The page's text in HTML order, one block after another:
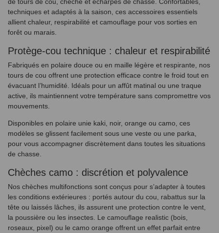
(3 avis)
techniques et adaptés à la saison, ces accessoires essentiels
allient chaleur, respirabilité et camouflage pour vos sorties en
forêt ou marais.
Protège-cou technique : chaleur et respirabilité
Fabriqués en polaire douce ou en maille légère et respirante, nos
tours de cou offrent une protection efficace contre le froid tout en
évacuant l’humidité. Idéals pour un affût matinal ou une traque
active, ils maintiennent votre température sans compromettre vos
mouvements.
Disponibles en polaire unie kaki, noir, orange ou camo, ces
modèles se glissent facilement sous une veste ou une parka,
pour vous accompagner discrètement dans toutes les situations
de chasse.
Chèches camo : discrétion et polyvalence
Nos chèches multifonctions sont conçus pour s’adapter à toutes
les conditions extérieures : portés autour du cou, rabattus sur la
tête ou laissés lâches, ils assurent une protection contre le vent,
la poussière ou les insectes. Le camouflage realistic (bois,
roseaux, pixel) ou le camo orange offrent un effet parfait entre